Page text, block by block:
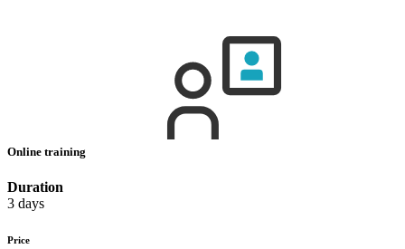
Online training
Duration
3 days
Price